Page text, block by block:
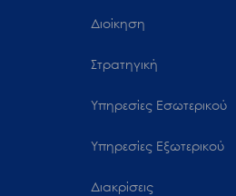
Διοίκηση
Στρατηγική
Υπηρεσίες Εσωτερικού
Υπηρεσίες Εξωτερικού
Διακρίσεις